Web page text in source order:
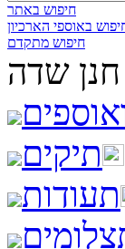
חיפוש באתר
באוספי הארכיון
חיפוש מתקדם
חנן שדה
תיקים
תעודות